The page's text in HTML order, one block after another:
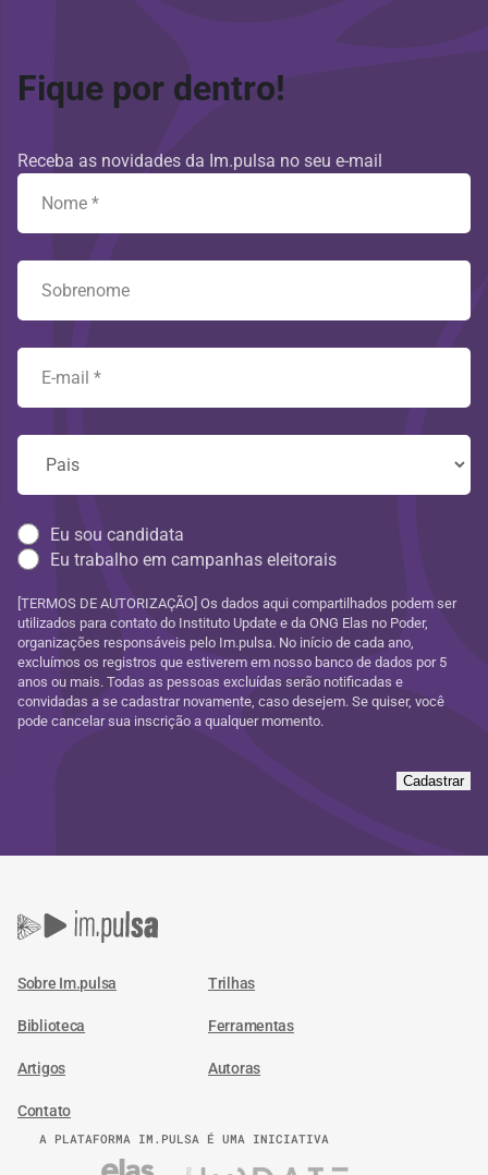
Fique por dentro!
Receba as novidades da Im.pulsa no seu e-mail
Eu sou candidata
Eu trabalho em campanhas eleitorais
[TERMOS DE AUTORIZAÇÃO] Os dados aqui compartilhados podem ser
utilizados para contato do Instituto Update e da ONG Elas no Poder,
organizações responsáveis pelo Im.pulsa. No início de cada ano,
excluímos os registros que estiverem em nosso banco de dados por 5
anos ou mais. Todas as pessoas excluídas serão notificadas e
convidadas a se cadastrar novamente, caso desejem. Se quiser, você
pode cancelar sua inscrição a qualquer momento.
Cadastrar
Sobre Im.pulsa Trilhas
Biblioteca Ferramentas
Artigos Autoras
Contato
A PLATAFORMA IM.PULSA É UMA INICIATIVA